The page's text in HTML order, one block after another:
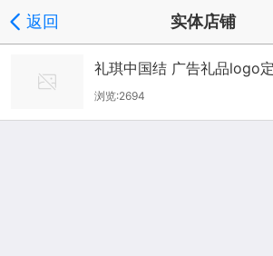
返回 实体店铺
礼琪中国结 广告礼品logo
广告中国结厂家订制
浏览:2694